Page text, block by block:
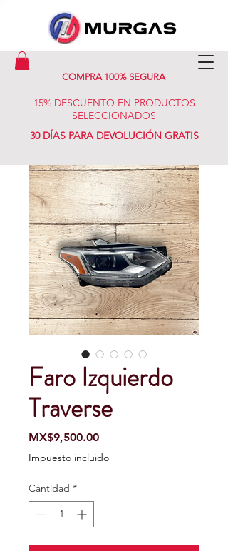
COMPRA 100% SEGURA
15% DESCUENTO EN PRODUCTOS
SELECCIONADOS
30 DÍAS PARA DEVOLUCIÓN GRATIS
Faro Izquierdo
Traverse
MX$9,500.00Precio
Impuesto incluido
Cantidad *